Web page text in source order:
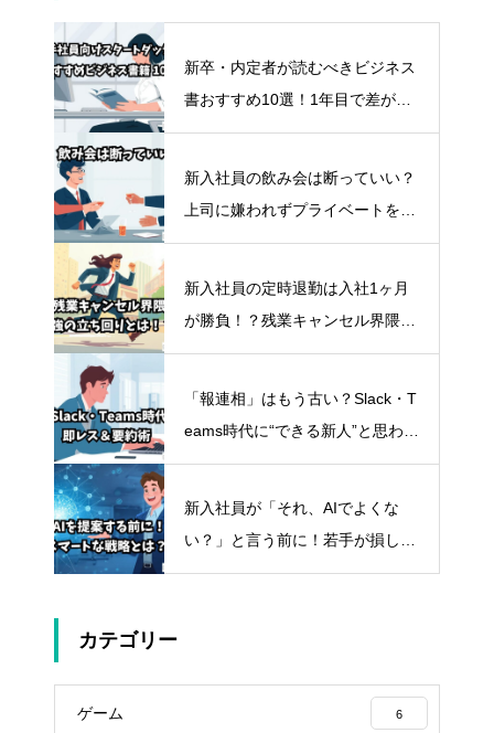
新卒・内定者が読むべきビジネス
書おすすめ10選！1年目で差がつ
く“タイパ最強”自己投資術
新入社員の飲み会は断っていい？
上司に嫌われずプライベートを守
るスマートな断り方
新入社員の定時退勤は入社1ヶ月
が勝負！？残業キャンセル界隈の
スマートな立ち回り方
「報連相」はもう古い？Slack・T
eams時代に“できる新人”と思わせ
る即レス＆要約術
新入社員が「それ、AIでよくな
い？」と言う前に！若手が損しな
いスマートな立ち回り方
カテゴリー
ゲーム 6